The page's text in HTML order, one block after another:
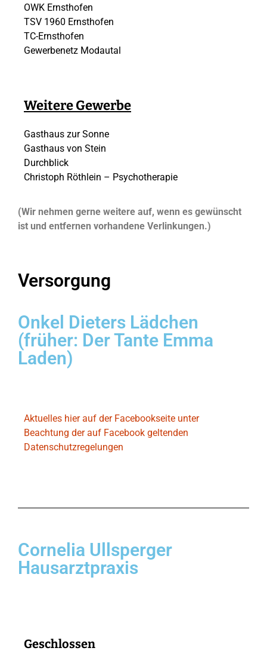
OWK Ernsthofen
TSV 1960 Ernsthofen
TC-Ernsthofen
Gewerbenetz Modautal
Weitere Gewerbe
Gasthaus zur Sonne
Gasthaus von Stein
Durchblick
Christoph Röthlein – Psychotherapie
(Wir nehmen gerne weitere auf, wenn es gewünscht
ist und entfernen vorhandene Verlinkungen.)
Versorgung
Onkel Dieters Lädchen
(früher: Der Tante Emma
Laden)
Aktuelles hier auf der Facebookseite unter
Beachtung der auf Facebook geltenden
Datenschutzregelungen
Cornelia Ullsperger
Hausarztpraxis
Geschlossen